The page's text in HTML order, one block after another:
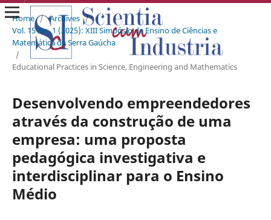
Home / Archives /
Vol. 15 No. 1 (2025): XIII Simpósio de Ensino de Ciências e
Matemática da Serra Gaúcha
/
Educational Practices in Science, Engineering and Mathematics
Desenvolvendo empreendedores
através da construção de uma
empresa: uma proposta
pedagógica investigativa e
interdisciplinar para o Ensino
Médio